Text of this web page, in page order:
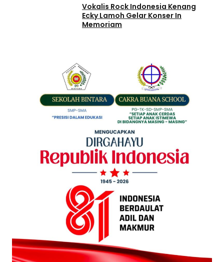
Vokalis Rock Indonesia Kenang
Ecky Lamoh Gelar Konser In
Memoriam